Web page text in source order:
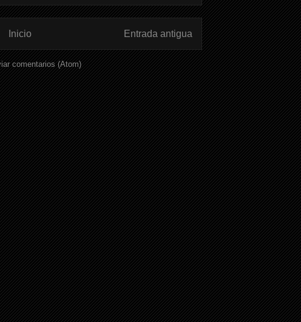
Entrada antigua
Inicio
comentarios (Atom)